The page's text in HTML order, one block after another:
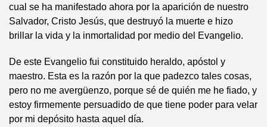
cual se ha manifestado ahora por la aparición de nuestro
Salvador, Cristo Jesús, que destruyó la muerte e hizo
brillar la vida y la inmortalidad por medio del Evangelio.
De este Evangelio fui constituido heraldo, apóstol y
maestro. Esta es la razón por la que padezco tales cosas,
pero no me avergüenzo, porque sé de quién me he fiado, y
estoy firmemente persuadido de que tiene poder para velar
por mi depósito hasta aquel día.